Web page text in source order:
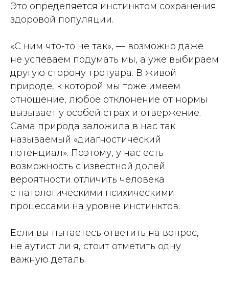
Это определяется инстинктом сохранения
здоровой популяции.
«С ним что-то не так», — возможно даже
не успеваем подумать мы, а уже выбираем
другую сторону тротуара. В живой
природе, к которой мы тоже имеем
отношение, любое отклонение от нормы
вызывает у особей страх и отвержение.
Сама природа заложила в нас так
называемый «диагностический
потенциал». Поэтому, у нас есть
возможность с известной долей
вероятности отличить человека
с патологическими психическими
процессами на уровне инстинктов.
Если вы пытаетесь ответить на вопрос,
не аутист ли я, стоит отметить одну
важную деталь.